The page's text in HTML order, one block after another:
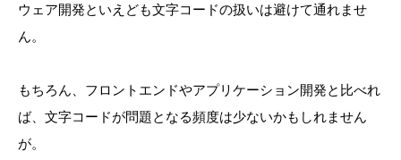
ウェア開発といえども文字コードの扱いは避けて通れませ
ん。
もちろん、フロントエンドやアプリケーション開発と比べれ
ば、文字コードが問題となる頻度は少ないかもしれません
が。